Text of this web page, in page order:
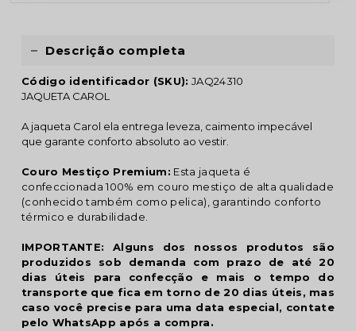
Descrição completa
Código identificador (SKU): JAQ24310
JAQUETA CAROL
A jaqueta Carol ela entrega leveza, caimento impecável
que garante conforto absoluto ao vestir.
Couro Mestiço Premium: Esta jaqueta é
confeccionada 100% em couro mestiço de alta qualidade
(conhecido também como pelica), garantindo conforto
térmico e durabilidade.
IMPORTANTE: Alguns dos nossos produtos são
produzidos sob demanda com prazo de até 20
dias úteis para confecção e mais o tempo do
transporte que fica em torno de 20 dias úteis, mas
caso você precise para uma data especial, contate
pelo WhatsApp após a compra.